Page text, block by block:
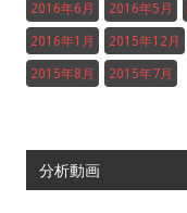
2016年6月 2016年5月
2016年1月 2015年12月
2015年8月 2015年7月
分析動画